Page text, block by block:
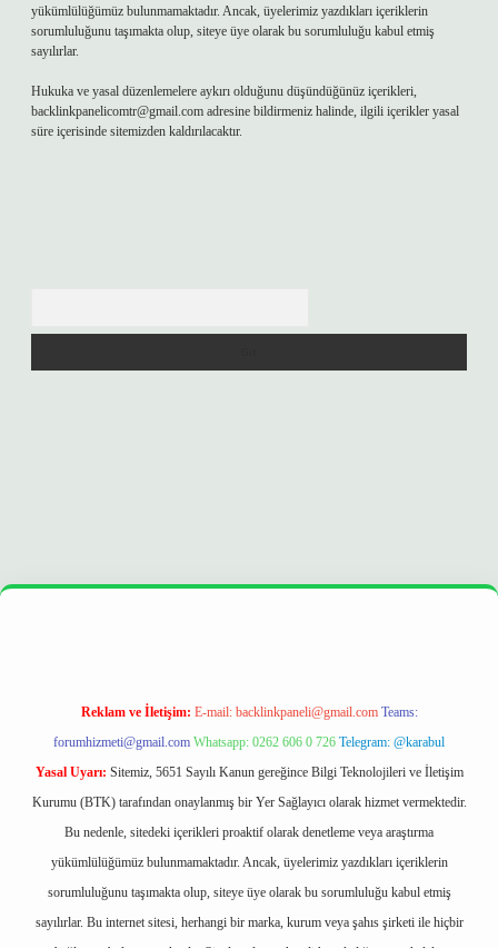
yükümlülüğümüz bulunmamaktadır. Ancak, üyelerimiz yazdıkları içeriklerin
sorumluluğunu taşımakta olup, siteye üye olarak bu sorumluluğu kabul etmiş
sayılırlar.
Hukuka ve yasal düzenlemelere aykırı olduğunu düşündüğünüz içerikleri,
backlinkpanelicomtr@gmail.com adresine bildirmeniz halinde, ilgili içerikler yasal
süre içerisinde sitemizden kaldırılacaktır.
opera betilbetgir.netbetexperhttps://betexpergir.net/
Reklam ve İletişim: E-mail: backlinkpaneli@gmail.com Teams:
forumhizmeti@gmail.com Whatsapp: 0262 606 0 726 Telegram: @karabul
Yasal Uyarı: Sitemiz, 5651 Sayılı Kanun gereğince Bilgi Teknolojileri ve İletişim
Kurumu (BTK) tarafından onaylanmış bir Yer Sağlayıcı olarak hizmet vermektedir.
Bu nedenle, sitedeki içerikleri proaktif olarak denetleme veya araştırma
yükümlülüğümüz bulunmamaktadır. Ancak, üyelerimiz yazdıkları içeriklerin
sorumluluğunu taşımakta olup, siteye üye olarak bu sorumluluğu kabul etmiş
sayılırlar. Bu internet sitesi, herhangi bir marka, kurum veya şahıs şirketi ile hiçbir